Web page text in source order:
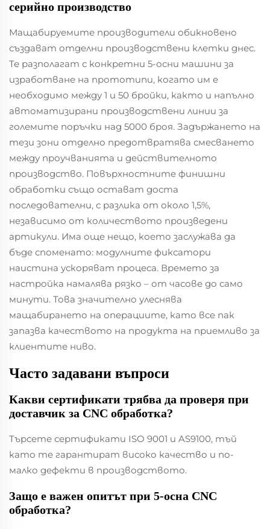
серийно производство
Мащабируемите производители обикновено
създават отделни производствени клетки днес.
Те разполагат с конкретни 5-осни машини за
изработване на прототипи, когато им е
необходимо между 1 и 50 бройки, както и напълно
автоматизирани производствени линии за
големите поръчки над 5000 броя. Задържането на
тези зони отделно предотвратява смесването
между проучванията и действителното
производство. Повърхностните финишни
обработки също остават доста
последователни, с разлика от около 1,5%,
независимо от количеството произведени
артикули. Има още нещо, което заслужава да
бъде споменато: модулните фиксатори
наистина ускоряват процеса. Времето за
настройка намалява рязко – от часове до само
минути. Това значително улеснява
мащабирането на операциите, като все пак
запазва качеството на продукта на приемливо за
клиентите ниво.
Часто задавани въпроси
Какви сертификати трябва да проверя при
доставчик за CNC обработка?
Търсете сертификати ISO 9001 и AS9100, тъй
като те гарантират високо качество и по-
малко дефекти в производството.
Защо е важен опитът при 5-осна CNC
обработка?